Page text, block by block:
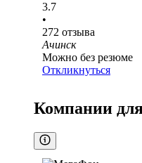
3.7
•
272 отзыва
Ачинск
Можно без резюме
Откликнуться
Компании